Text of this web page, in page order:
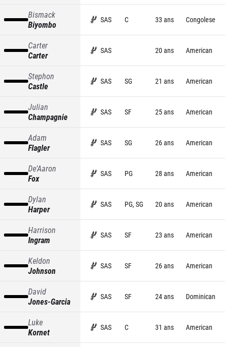
Bismack
Biyombo
SAS C 33 ans Congolese
Carter
Carter
SAS 20 ans American
Stephon
Castle
SAS SG 21 ans American
Julian
Champagnie
SAS SF 25 ans American
Adam
Flagler
SAS SG 26 ans American
De'Aaron
Fox
SAS PG 28 ans American
Dylan
Harper
SAS PG, SG 20 ans American
Harrison
Ingram
SAS SF 23 ans American
Keldon
Johnson
SAS SF 26 ans American
David
Jones-Garcia
SAS SF 24 ans Dominican
Luke
Kornet
SAS C 31 ans American